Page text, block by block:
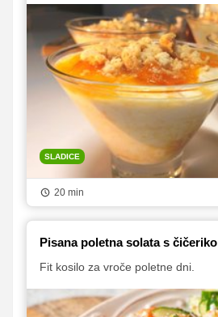
SLADICE
20 min
Pisana poletna solata s čičeriko
Fit kosilo za vroče poletne dni.